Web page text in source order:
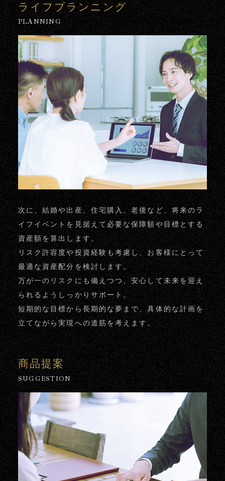
ライフプランニング
PLANNING
次に、結婚や出産、住宅購入、老後など、将来のラ
イフイベントを見据えて必要な保障額や目標とする
資産額を算出します。
リスク許容度や投資経験も考慮し、お客様にとって
最適な資産配分を検討します。
万が一のリスクにも備えつつ、安心して未来を迎え
られるようしっかりサポート。
短期的な目標から長期的な夢まで、具体的な計画を
立てながら実現への道筋を考えます。
商品提案
SUGGESTION